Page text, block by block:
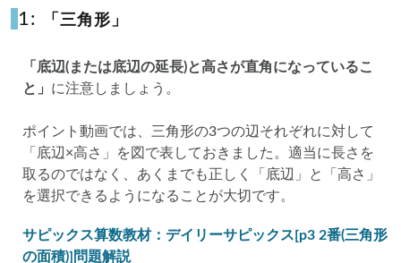
1: 「三角形」
「底辺(または底辺の延長)と高さが直角になっているこ
と」 に注意しましょう。
ポイント動画では、三角形の3つの辺それぞれに対して
「底辺×高さ」を図で表しておきました。適当に長さを
取るのではなく、あくまでも正しく「底辺」と「高さ」
を選択できるようになることが大切です。
サピックス算数教材：デイリーサピックス[p3 2番(三角形
の面積)]問題解説